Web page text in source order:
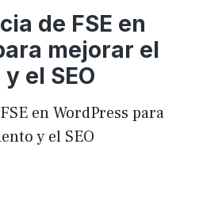
de FSE en
mejorar el
el SEO
en WordPress para
y el SEO